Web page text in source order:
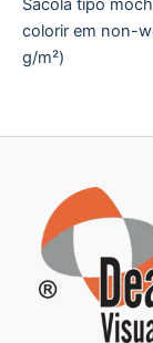
Sacola tipo
colorir em non-
g/m²)